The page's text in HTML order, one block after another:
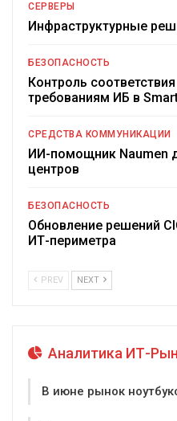
СЕРВЕРЫ
Инфраструктурные
БЕЗОПАСНОСТЬ
Контроль
требованиям ИБ в
СРЕДСТВА КОММУНИКАЦИИ
ИИ-помощник Naumen
центров
БЕЗОПАСНОСТЬ
Обновление решений
ИТ-периметра
PREV NEXT
Аналитика ИТ-
В июне рынок